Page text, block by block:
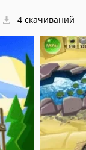
4 скачиваний